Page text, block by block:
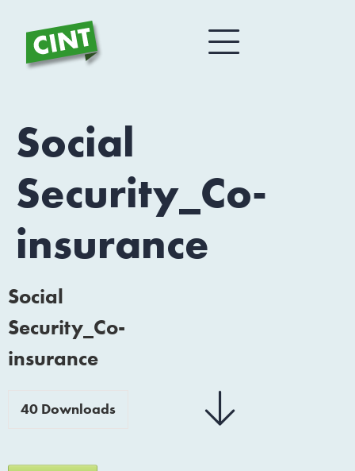
Social
Security_Co-
insurance
Social
Security_Co-
insurance
40 Downloads